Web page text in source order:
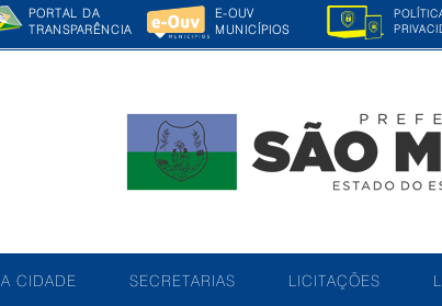
PORTAL DA
TRANSPARÊNCIA
E-OUV
MUNICÍPIOS
A CIDADE SECRETARIAS LICITAÇÕES